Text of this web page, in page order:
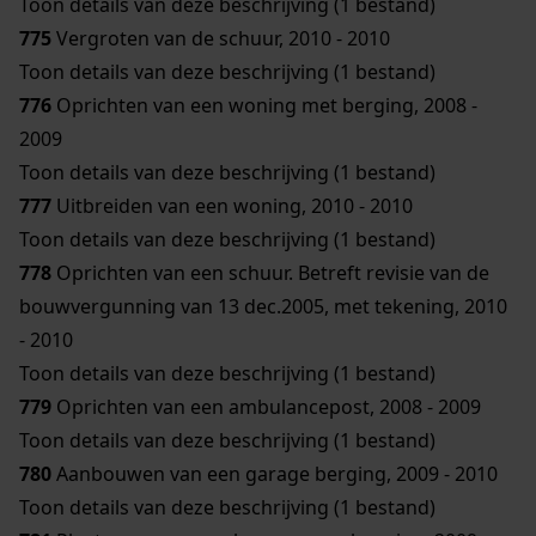
775Vergroten van de schuur, 2010 - 2010
Toon details van deze beschrijving (1 bestand)
776 Oprichten van een woning met berging, 2008 -
2009
Toon details van deze beschrijving (1 bestand)
777 Uitbreiden van een woning, 2010 - 2010
Toon details van deze beschrijving (1 bestand)
778 Oprichten van een schuur. Betreft revisie van de
bouwvergunning van 13 dec.2005, met tekening, 2010
- 2010
Toon details van deze beschrijving (1 bestand)
779 Oprichten van een ambulancepost, 2008 - 2009
Toon details van deze beschrijving (1 bestand)
780Aanbouwen van een garage berging, 2009 - 2010
Toon details van deze beschrijving (1 bestand)